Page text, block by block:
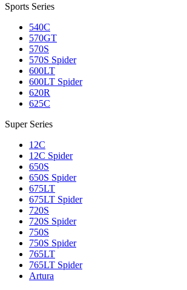
Sports Series
540C
570GT
570S
570S Spider
600LT
600LT Spider
620R
625C
Super Series
12C
12C Spider
650S
650S Spider
675LT
675LT Spider
720S
720S Spider
750S
750S Spider
765LT
765LT Spider
Artura